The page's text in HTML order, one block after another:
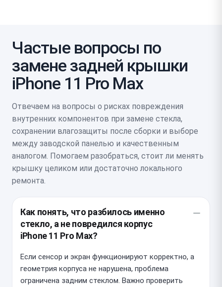
Частые вопросы по
замене задней крышки
iPhone 11 Pro Max
Отвечаем на вопросы о рисках повреждения
внутренних компонентов при замене стекла,
сохранении влагозащиты после сборки и выборе
между заводской панелью и качественным
аналогом. Помогаем разобраться, стоит ли менять
крышку целиком или достаточно локального
ремонта.
Как понять, что разбилось именно
стекло, а не повредился корпус
iPhone 11 Pro Max?
Если сенсор и экран функционируют корректно, а
геометрия корпуса не нарушена, проблема
ограничена задним стеклом. Важно проверить